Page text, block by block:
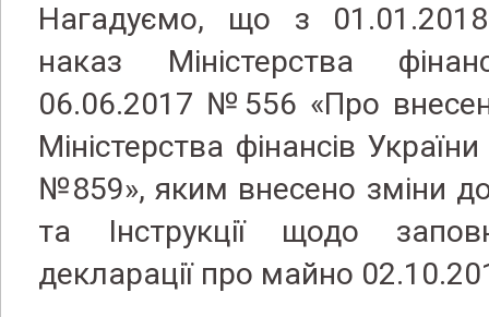
Нагадуємо, що з
наказ Міністерства
06.06.2017 №556 «Про
Міністерства фінансів
№859», яким внесено зміни
та Інструкції щодо
декларації про майно